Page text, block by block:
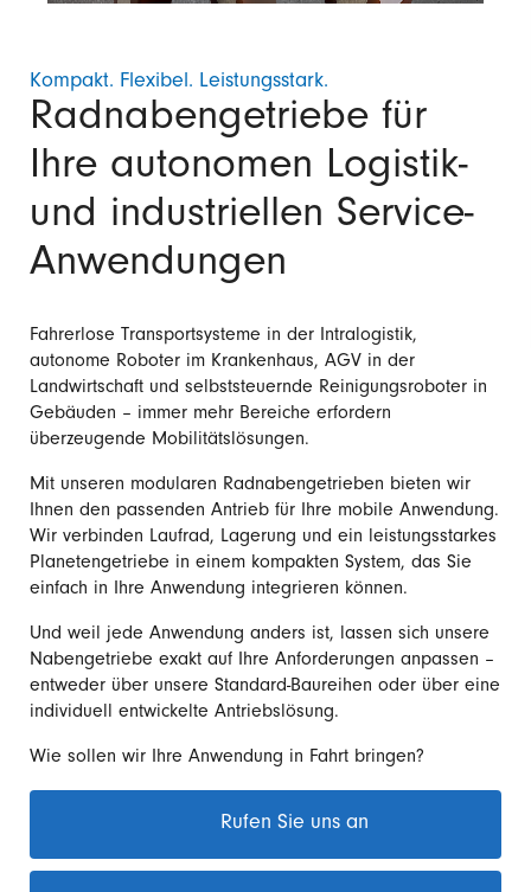
Kompakt. Flexibel. Leistungsstark.
Radnabengetriebe für
Ihre autonomen Logistik-
und industriellen Service-
Anwendungen
Fahrerlose Transportsysteme in der Intralogistik,
autonome Roboter im Krankenhaus, AGV in der
Landwirtschaft und selbststeuernde Reinigungsroboter in
Gebäuden – immer mehr Bereiche erfordern
überzeugende Mobilitätslösungen.
Mit unseren modularen Radnabengetrieben bieten wir
Ihnen den passenden Antrieb für Ihre mobile Anwendung.
Wir verbinden Laufrad, Lagerung und ein leistungsstarkes
Planetengetriebe in einem kompakten System, das Sie
einfach in Ihre Anwendung integrieren können.
Und weil jede Anwendung anders ist, lassen sich unsere
Nabengetriebe exakt auf Ihre Anforderungen anpassen –
entweder über unsere Standard-Baureihen oder über eine
individuell entwickelte Antriebslösung.
Wie sollen wir Ihre Anwendung in Fahrt bringen?
Rufen Sie uns an